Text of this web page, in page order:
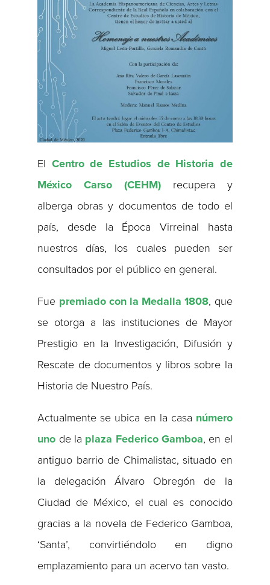
El Centro de Estudios de Historia de
México Carso (CEHM) recupera y
alberga obras y documentos de todo el
país, desde la Época Virreinal hasta
nuestros días, los cuales pueden ser
consultados por el público en general.
Fue premiado con la Medalla 1808, que
se otorga a las instituciones de Mayor
Prestigio en la Investigación, Difusión y
Rescate de documentos y libros sobre la
Historia de Nuestro País.
Actualmente se ubica en la casa número
uno de la plaza Federico Gamboa, en el
antiguo barrio de Chimalistac, situado en
la delegación Álvaro Obregón de la
Ciudad de México, el cual es conocido
gracias a la novela de Federico Gamboa,
‘Santa’, convirtiéndolo en digno
emplazamiento para un acervo tan vasto.